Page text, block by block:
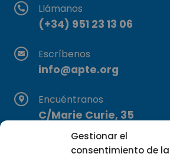
Gestionar el
consentimiento de
Llámanos
(+34) 951 23 13 06
Escríbenos
info@apte.org
Encuéntranos
C/Marie Curie, 35
29590 Campanillas,